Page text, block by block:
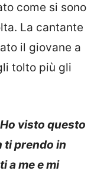
come si sono
La cantante
il giovane a
tolto più gli
Ho visto questo
ti prendo in
a me e mi